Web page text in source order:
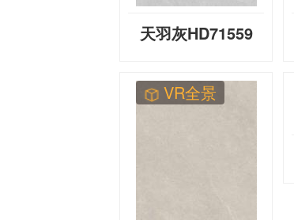
天羽灰HD71559
VR全景